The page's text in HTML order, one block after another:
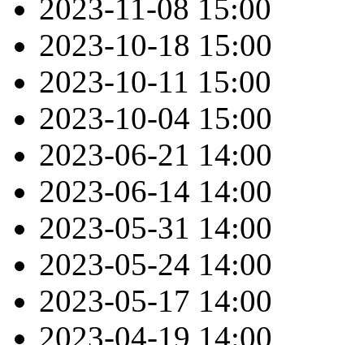
2023-11-08 15:00
2023-10-18 15:00
2023-10-11 15:00
2023-10-04 15:00
2023-06-21 14:00
2023-06-14 14:00
2023-05-31 14:00
2023-05-24 14:00
2023-05-17 14:00
2023-04-19 14:00